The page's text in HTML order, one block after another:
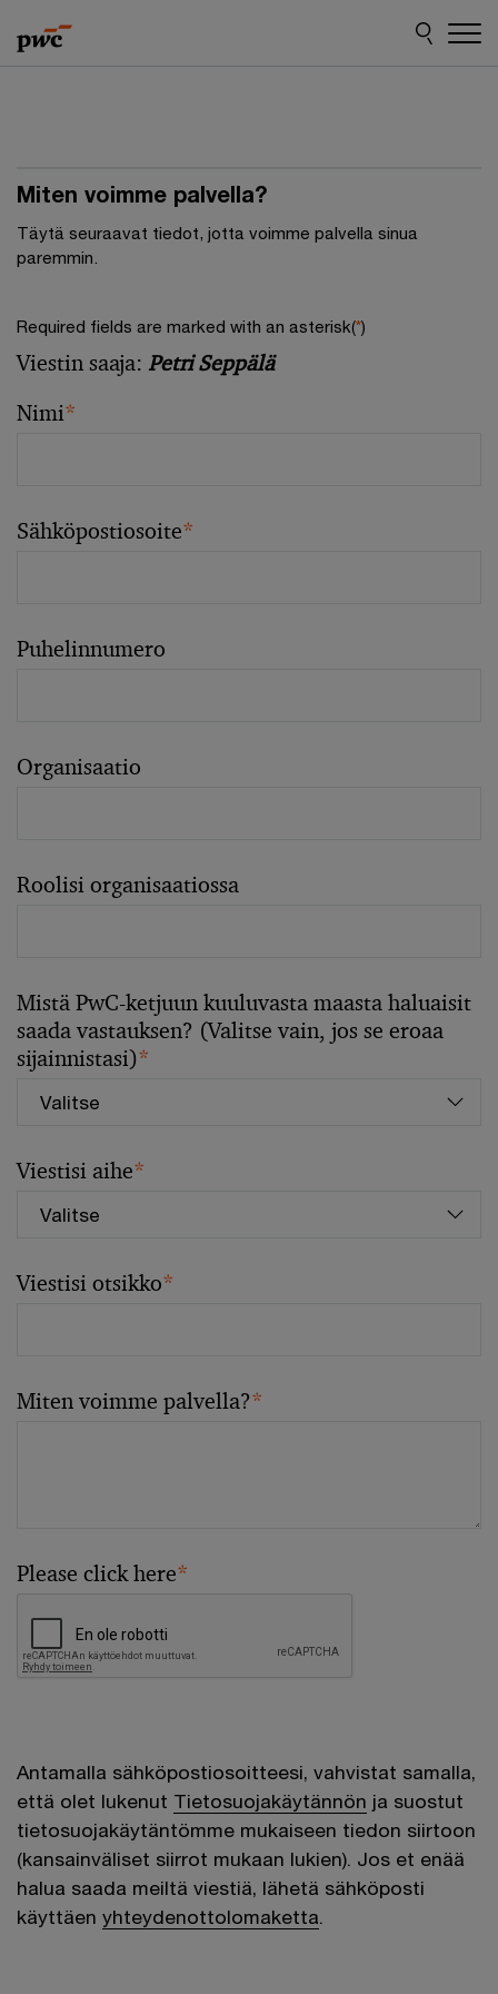
to
content
to
footer
Miten voimme palvella?
Täytä seuraavat tiedot, jotta voimme palvella sinua
paremmin.
Required fields are marked with an asterisk(*)
Viestin saaja: Petri Seppälä
Nimi*
Sähköpostiosoite*
Puhelinnumero
Organisaatio
Roolisi organisaatiossa
Mistä PwC-ketjuun kuuluvasta maasta haluaisit
saada vastauksen? (Valitse vain, jos se eroaa
sijainnistasi)*
Viestisi aihe*
Viestisi otsikko*
Miten voimme palvella?*
Please click here*
Antamalla sähköpostiosoitteesi, vahvistat samalla,
että olet lukenut Tietosuojakäytännön ja suostut
tietosuojakäytäntömme mukaiseen tiedon siirtoon
(kansainväliset siirrot mukaan lukien). Jos et enää
halua saada meiltä viestiä, lähetä sähköposti
käyttäen yhteydenottolomaketta.